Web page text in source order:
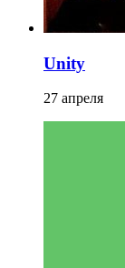
Unity
27 апреля